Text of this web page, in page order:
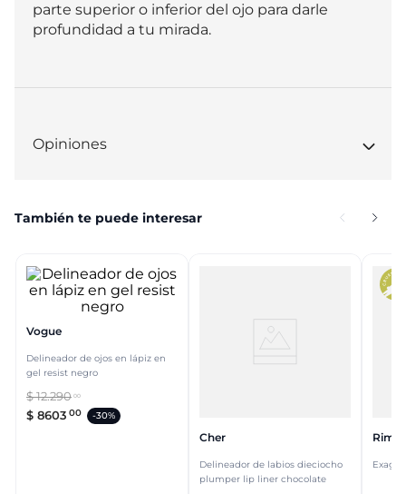
parte superior o inferior del ojo para darle
profundidad a tu mirada.
Opiniones
También te puede interesar
Vogue
Delineador de ojos en lápiz en
gel resist negro
$12.290 00
$ 8603 00 -30%
Cher
Delineador de labios dieciocho
plumper lip liner chocolate